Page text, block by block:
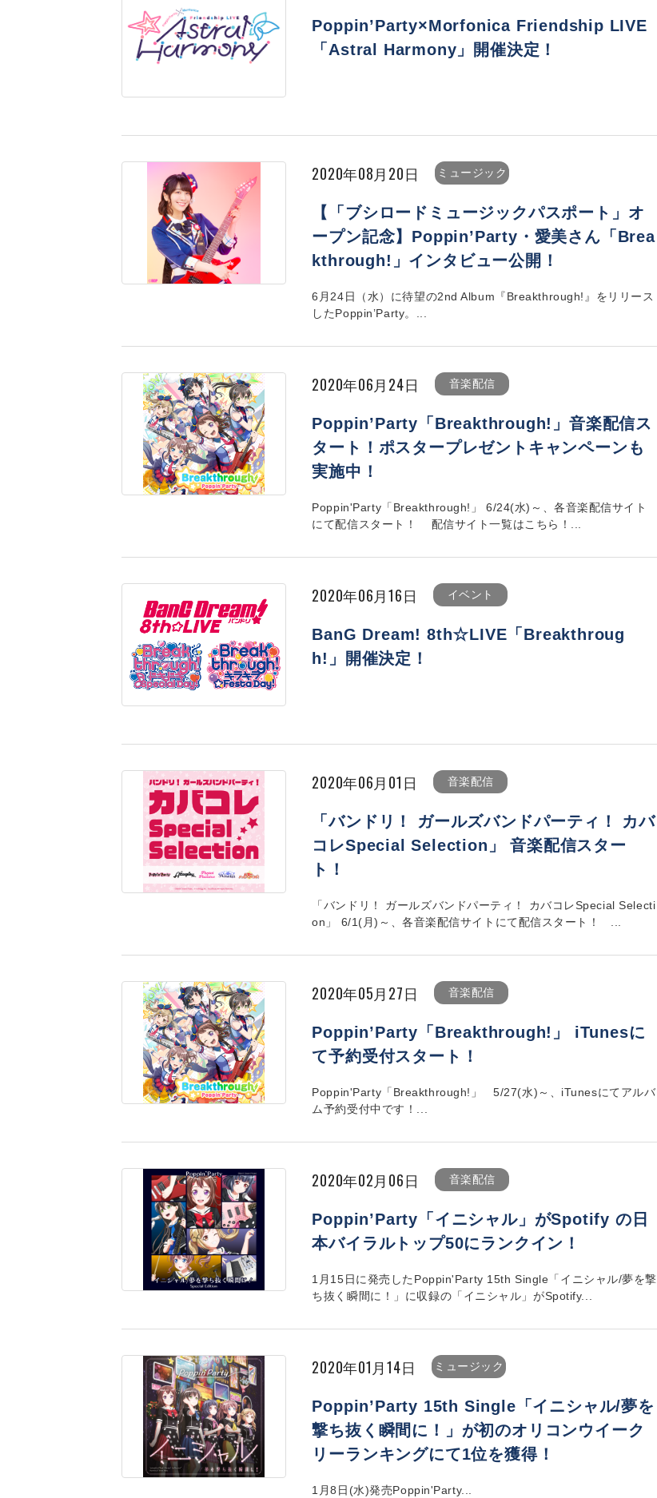
Poppin’Party×Morfonica Friendship LIVE
「Astral Harmony」開催決定！
2020年08月20日 ミュージック
【「ブシロードミュージックパスポート」オ
ープン記念】Poppin’Party・愛美さん「Brea
kthrough!」インタビュー公開！
6月24日（水）に待望の2nd Album『Breakthrough!』をリリース
したPoppin’Party。...
2020年06月24日 音楽配信
Poppin’Party「Breakthrough!」音楽配信ス
タート！ポスタープレゼントキャンペーンも
実施中！
Poppin'Party「Breakthrough!」 6/24(水)～、各音楽配信サイト
にて配信スタート！ 配信サイト一覧はこちら！...
2020年06月16日 イベント
BanG Dream! 8th☆LIVE「Breakthroug
h!」開催決定！
2020年06月01日 音楽配信
「バンドリ！ ガールズバンドパーティ！ カバ
コレSpecial Selection」 音楽配信スター
ト！
「バンドリ！ ガールズバンドパーティ！ カバコレSpecial Selecti
on」 6/1(月)～、各音楽配信サイトにて配信スタート！ ...
2020年05月27日 音楽配信
Poppin’Party「Breakthrough!」 iTunesに
て予約受付スタート！
Poppin'Party「Breakthrough!」 5/27(水)～、iTunesにてアルバ
ム予約受付中です！...
2020年02月06日 音楽配信
Poppin’Party「イニシャル」がSpotify の日
本バイラルトップ50にランクイン！
1月15日に発売したPoppin'Party 15th Single「イニシャル/夢を撃
ち抜く瞬間に！」に収録の「イニシャル」がSpotify...
2020年01月14日 ミュージック
Poppin’Party 15th Single「イニシャル/夢を
撃ち抜く瞬間に！」が初のオリコンウイーク
リーランキングにて1位を獲得！
1月8日(水)発売Poppin'Party...